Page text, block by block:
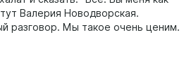
Валерия Новодворская.
разговор. Мы такое очень ценим.